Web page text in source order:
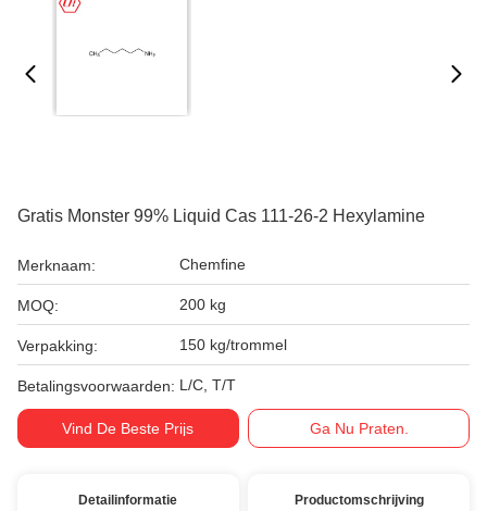
Gratis Monster 99% Liquid Cas 111-26-2 Hexylamine
Merknaam: Chemfine
MOQ: 200 kg
Verpakking: 150 kg/trommel
Betalingsvoorwaarden: L/C, T/T
Vind De Beste Prijs Ga Nu Praten.
Detailinformatie Productomschrijving